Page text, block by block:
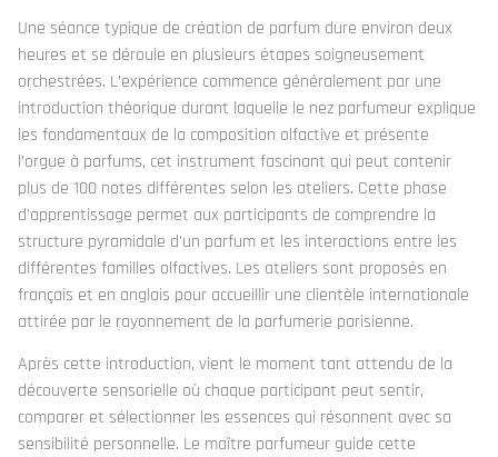
Une séance typique de création de parfum dure environ deux
heures et se déroule en plusieurs étapes soigneusement
orchestrées. L’expérience commence généralement par une
introduction théorique durant laquelle le nez parfumeur explique
les fondamentaux de la composition olfactive et présente
l’orgue à parfums, cet instrument fascinant qui peut contenir
plus de 100 notes différentes selon les ateliers. Cette phase
d’apprentissage permet aux participants de comprendre la
structure pyramidale d’un parfum et les interactions entre les
différentes familles olfactives. Les ateliers sont proposés en
français et en anglais pour accueillir une clientèle internationale
attirée par le rayonnement de la parfumerie parisienne.
Après cette introduction, vient le moment tant attendu de la
découverte sensorielle où chaque participant peut sentir,
comparer et sélectionner les essences qui résonnent avec sa
sensibilité personnelle. Le maître parfumeur guide cette